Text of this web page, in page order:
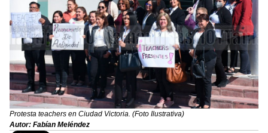
Protesta teachers en Ciudad Victoria. (Foto Ilustrativa)
Autor: Fabían Meléndez